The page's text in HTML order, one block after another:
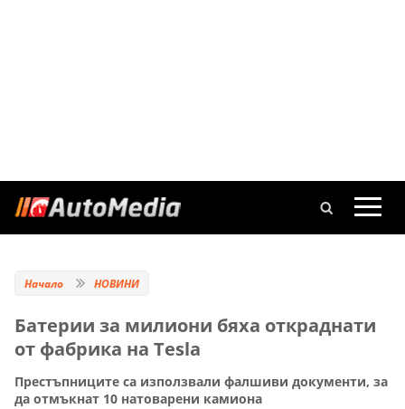
Начало НОВИНИ
Батерии за милиони бяха откраднати
от фабрика на Tesla
Престъпниците са използвали фалшиви документи, за
да отмъкнат 10 натоварени камиона